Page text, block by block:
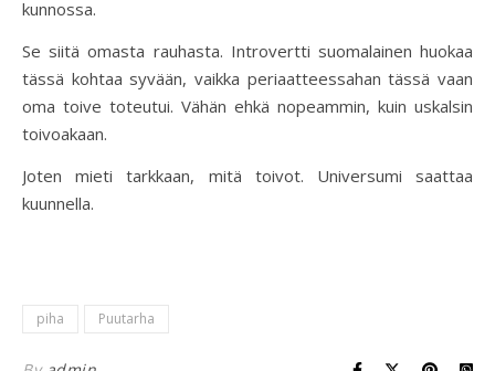
kunnossa.
Se siitä omasta rauhasta. Introvertti suomalainen huokaa
tässä kohtaa syvään, vaikka periaatteessahan tässä vaan
oma toive toteutui. Vähän ehkä nopeammin, kuin uskalsin
toivoakaan.
Joten mieti tarkkaan, mitä toivot. Universumi saattaa
kuunnella.
piha Puutarha